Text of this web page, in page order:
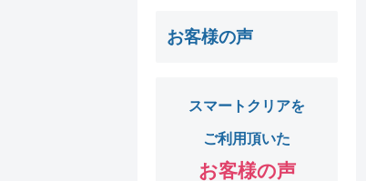
お客様の声
スマートクリアを
ご利用頂いた
お客様の声